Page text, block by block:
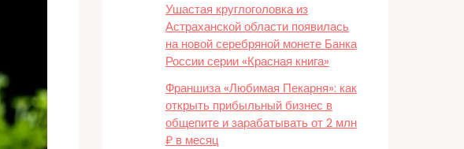
Ушастая круглоголовка из
Астраханской области появилась
на новой серебряной монете Банка
России серии «Красная книга»
Франшиза «Любимая Пекарня»: как
открыть прибыльный бизнес в
общепите и зарабатывать от 2 млн
₽ в месяц